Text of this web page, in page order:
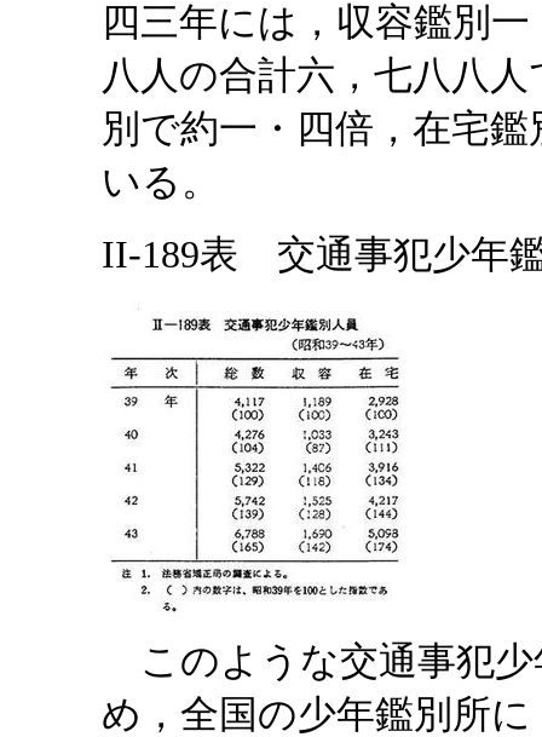
四三年には，収容鑑別
八人の合計六，七八八
別で約一・四倍，在宅
いる。
II-189表 交通事犯少年
このような交通事犯少
め，全国の少年鑑別所